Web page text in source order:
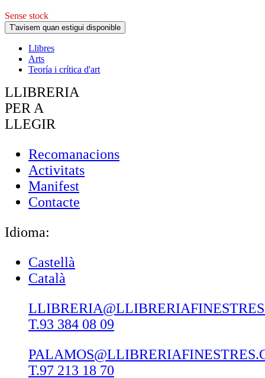
Sense stock
T'avisem quan estigui disponible
Llibres
Arts
Teoría i crítica d'art
LLIBRERIA
PER A
LLEGIR
Recomanacions
Activitats
Manifest
Contacte
Idioma:
Castellà
Català
T.93 384 08 09
T.97 213 18 70